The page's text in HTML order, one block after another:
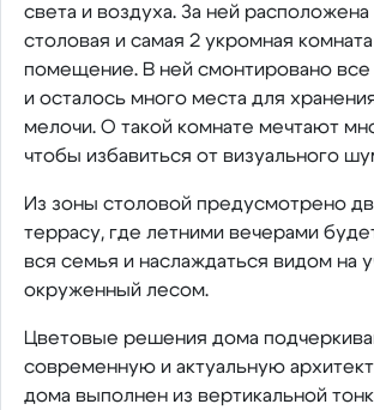
света и воздуха. За ней расположена
столовая и самая 2 укромная
помещение. В ней смонтировано
и осталось много места для
мелочи. О такой комнате мечтают
чтобы избавиться от визуального
Из зоны столовой предусмотрено
террасу, где летними вечерами
вся семья и наслаждаться видом на
окруженный лесом.
Цветовые решения дома
современную и актуальную
дома выполнен из вертикальной